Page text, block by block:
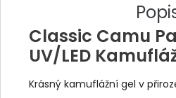
Classic Camu
UV/LED
Krásný kamuflážní gel v